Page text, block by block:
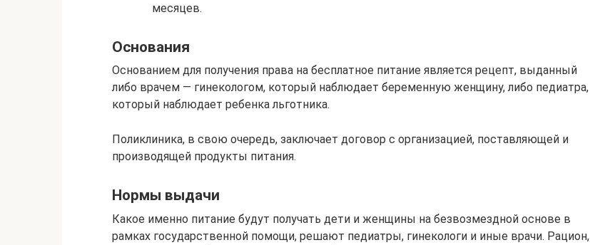
месяцев.
Основания
Основанием для получения права на бесплатное питание является рецепт, выданный
либо врачем — гинекологом, который наблюдает беременную женщину, либо педиатра,
который наблюдает ребенка льготника.
Поликлиника, в свою очередь, заключает договор с организацией, поставляющей и
производящей продукты питания.
Нормы выдачи
Какое именно питание будут получать дети и женщины на безвозмездной основе в
рамках государственной помощи, решают педиатры, гинекологи и иные врачи. Рацион,